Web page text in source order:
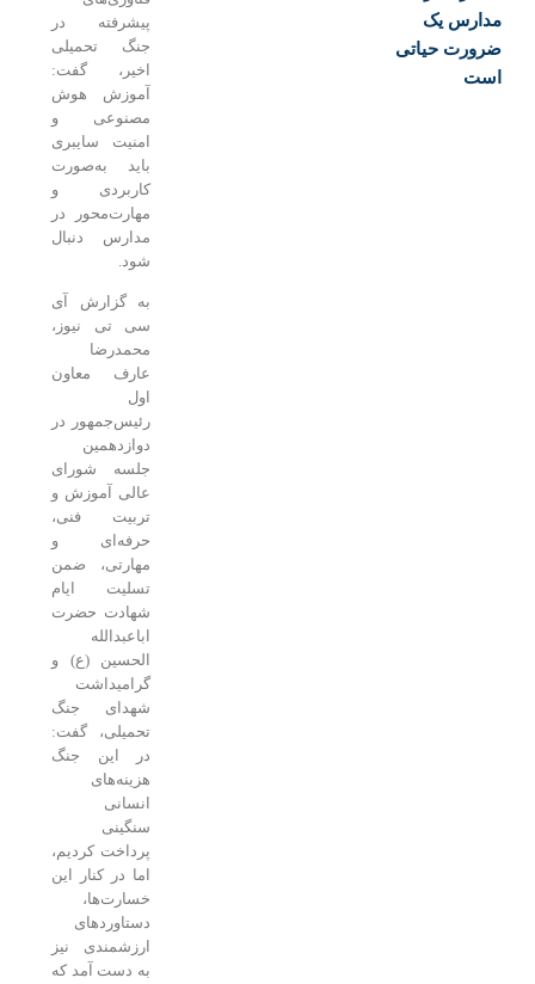
یک
حیاتی
پیشرفته در
جنگ تحمیلی
اخیر، گفت:
آموزش هوش
مصنوعی و
امنیت سایبری
باید به‌صورت
کاربردی و
مهارت‌محور در
مدارس دنبال
به گزارش آی
سی تی نیوز،
محمدرضا
عارف معاون
رئیس‌جمهور در
دوازدهمین
جلسه شورای
عالی آموزش و
تربیت فنی،
حرفه‌ای و
مهارتی، ضمن
تسلیت ایام
شهادت حضرت
الحسین (ع) و
گرامیداشت
شهدای جنگ
تحمیلی، گفت:
در این جنگ
هزینه‌های
پرداخت کردیم،
اما در کنار این
خسارت‌ها،
دستاوردهای
ارزشمندی نیز
به دست آمد که